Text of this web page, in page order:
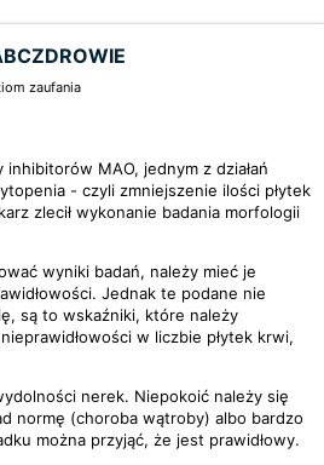
zaufania
MAO, jednym z działań
- czyli zmniejszenie ilości płytek
zlecił wykonanie badania morfologii
wyniki badań, należy mieć je
Jednak te podane nie
są to wskaźniki, które należy
w liczbie płytek krwi,
nerek. Niepokoić należy się
normę (choroba wątroby) albo bardzo
można przyjąć, że jest prawidłowy.